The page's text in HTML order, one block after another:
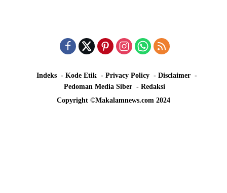
Indeks Kode Etik Privacy Policy
Disclaimer
Pedoman Media Siber
Redaksi
Copyright ©Makalamnews.com 2024